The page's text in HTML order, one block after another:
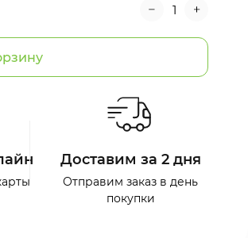
Доставим за 2 дня
Отправим заказ в день
покупки